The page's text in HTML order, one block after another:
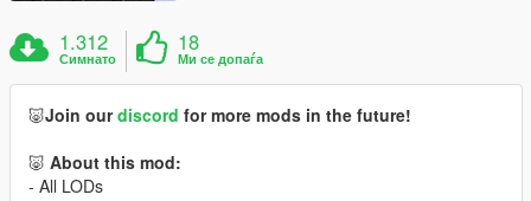
1.312
Симнато
18
Ми се допаѓа
🐷Join ourdiscord for more mods in the future!
🐷 About this mod:
- All LODs